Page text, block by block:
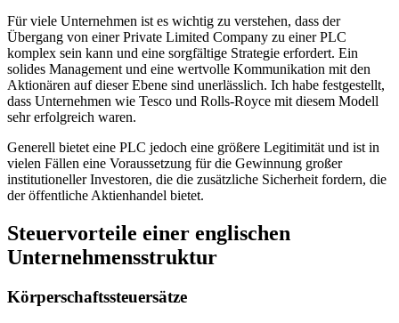
Für viele Unternehmen ist es wichtig zu verstehen, dass der
Übergang von einer Private Limited Company zu einer PLC
komplex sein kann und eine sorgfältige Strategie erfordert. Ein
solides Management und eine wertvolle Kommunikation mit den
Aktionären auf dieser Ebene sind unerlässlich. Ich habe festgestellt,
dass Unternehmen wie Tesco und Rolls-Royce mit diesem Modell
sehr erfolgreich waren.
Generell bietet eine PLC jedoch eine größere Legitimität und ist in
vielen Fällen eine Voraussetzung für die Gewinnung großer
institutioneller Investoren, die die zusätzliche Sicherheit fordern, die
der öffentliche Aktienhandel bietet.
Steuervorteile einer englischen
Unternehmensstruktur
Körperschaftssteuersätze